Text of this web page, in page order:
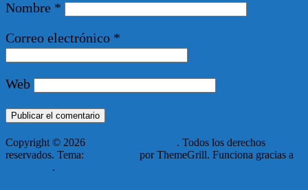
Nombre *
Correo electrónico *
Web
Copyright © 2026
. Todos los derechos
reservados. Tema:
por ThemeGrill. Funciona gracias a
.